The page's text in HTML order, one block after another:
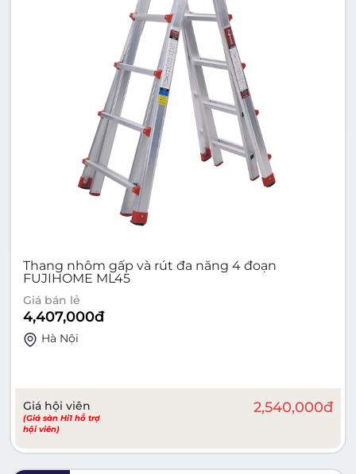
Thang nhôm gấp và rút đa năng 4 đoạn
FUJIHOME ML45
Giá bán lẻ
4,407,000đ
Hà Nội
Giá hội viên
(Giá sàn Hi1 hỗ trợ
hội viên)
2,540,000đ